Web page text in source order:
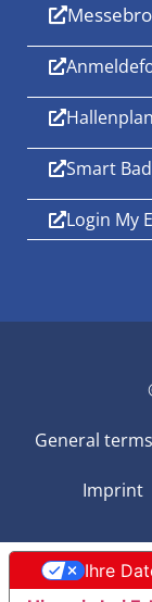
Hallenplan
Smart
Login My
General
Imprint
Ihre